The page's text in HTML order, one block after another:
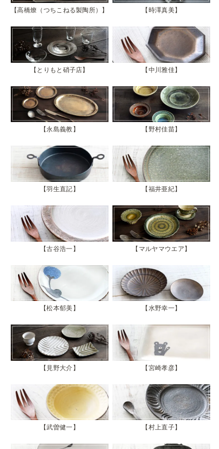
高橋燎（つちこねる製陶所） 時澤真美
とりもと硝子店 中川雅佳
永島義教 野村佳苗
羽生直記 福井亜紀
古谷浩一 マルヤマウエア
松本郁美 水野幸一
見野大介 宮崎孝彦
武曽健一 村上直子